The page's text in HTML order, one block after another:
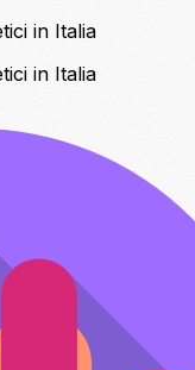
in Italia
in Italia